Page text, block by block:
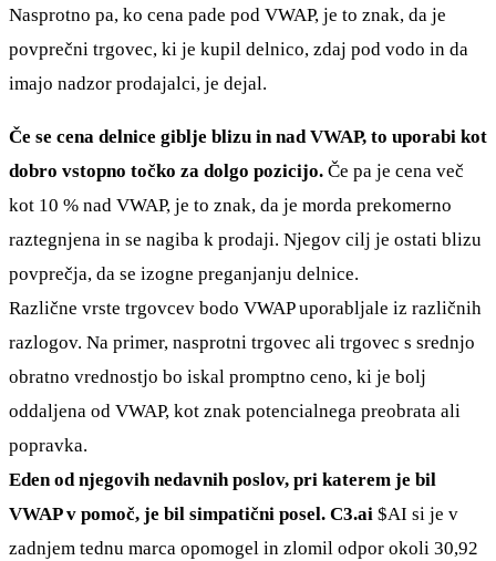
Nasprotno pa, ko cena pade pod VWAP, je to znak, da je
povprečni trgovec, ki je kupil delnico, zdaj pod vodo in da
imajo nadzor prodajalci, je dejal.
Če se cena delnice giblje blizu in nad VWAP, to uporabi kot
dobro vstopno točko za dolgo pozicijo. Če pa je cena več
kot 10 % nad VWAP, je to znak, da je morda prekomerno
raztegnjena in se nagiba k prodaji. Njegov cilj je ostati blizu
povprečja, da se izogne preganjanju delnice.
Različne vrste trgovcev bodo VWAP uporabljale iz različnih
razlogov. Na primer, nasprotni trgovec ali trgovec s srednjo
obratno vrednostjo bo iskal promptno ceno, ki je bolj
oddaljena od VWAP, kot znak potencialnega preobrata ali
popravka.
Eden od njegovih nedavnih poslov, pri katerem je bil
VWAP v pomoč, je bil simpatični posel. C3.ai $AI si je v
zadnjem tednu marca opomogel in zlomil odpor okoli 30,92